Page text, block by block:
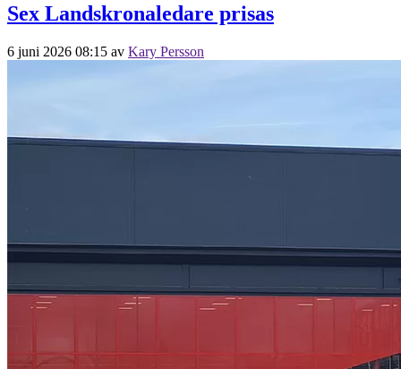
Sex Landskronaledare prisas
6 juni 2026 08:15 av Kary Persson